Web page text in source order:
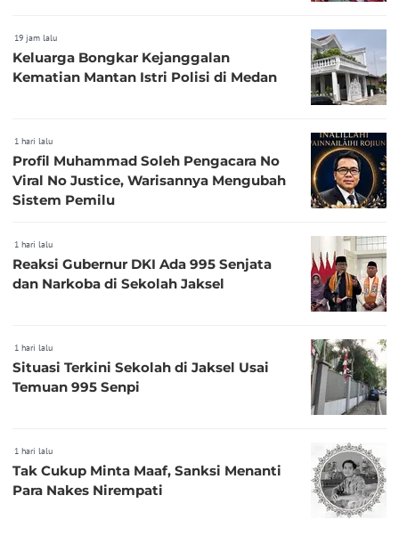
19 jam lalu
Keluarga Bongkar Kejanggalan
Kematian Mantan Istri Polisi di Medan
1 hari lalu
Profil Muhammad Soleh Pengacara No
Viral No Justice, Warisannya Mengubah
Sistem Pemilu
1 hari lalu
Reaksi Gubernur DKI Ada 995 Senjata
dan Narkoba di Sekolah Jaksel
1 hari lalu
Situasi Terkini Sekolah di Jaksel Usai
Temuan 995 Senpi
1 hari lalu
Tak Cukup Minta Maaf, Sanksi Menanti
Para Nakes Nirempati